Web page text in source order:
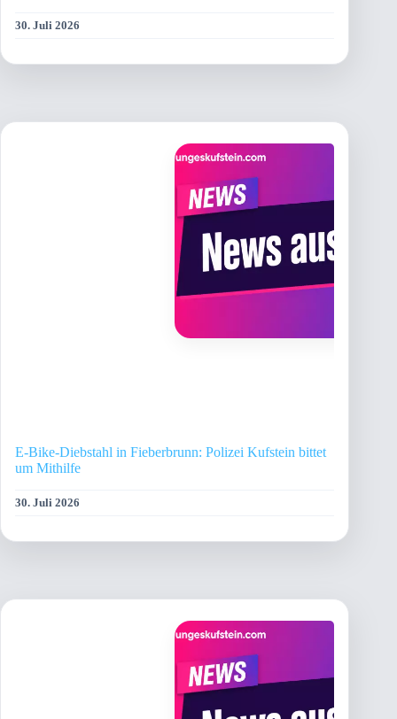
30. Juli 2026
E-Bike-Diebstahl in Fieberbrunn: Polizei Kufstein bittet
um Mithilfe
30. Juli 2026